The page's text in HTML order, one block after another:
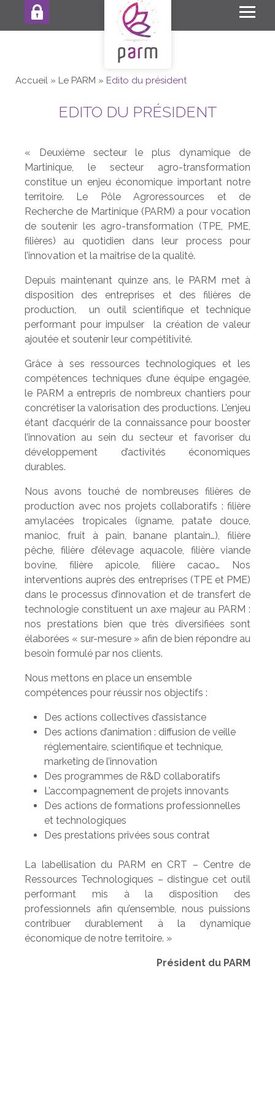
ESPACE
Accueil » Le PARM » Edito du président
EDITO DU PRÉSIDENT
« Deuxième secteur le plus dynamique de
Martinique, le secteur agro-transformation
constitue un enjeu économique important notre
territoire. Le Pôle Agroressources et de
Recherche de Martinique (PARM) a pour vocation
de soutenir les agro-transformation (TPE, PME,
filières) au quotidien dans leur process pour
l’innovation et la maîtrise de la qualité.
Depuis maintenant quinze ans, le PARM met à
disposition des entreprises et des filières de
production, un outil scientifique et technique
performant pour impulser la création de valeur
ajoutée et soutenir leur compétitivité.
Grâce à ses ressources technologiques et les
compétences techniques d’une équipe engagée,
le PARM a entrepris de nombreux chantiers pour
concrétiser la valorisation des productions. L’enjeu
étant d’acquérir de la connaissance pour booster
l’innovation au sein du secteur et favoriser du
développement d’activités économiques
durables.
Nous avons touché de nombreuses filières de
production avec nos projets collaboratifs : filière
amylacées tropicales (igname, patate douce,
manioc, fruit à pain, banane plantain…), filière
pêche, filière d’élevage aquacole, filière viande
bovine, filière apicole, filière cacao… Nos
interventions auprès des entreprises (TPE et PME)
dans le processus d’innovation et de transfert de
technologie constituent un axe majeur au PARM :
nos prestations bien que très diversifiées sont
élaborées « sur-mesure » afin de bien répondre au
besoin formulé par nos clients.
Nous mettons en place un ensemble
compétences pour réussir nos objectifs :
Des actions collectives d’assistance
Des actions d’animation : diffusion de veille
réglementaire, scientifique et technique,
marketing de l’innovation
Des programmes de R&D collaboratifs
L’accompagnement de projets innovants
Des actions de formations professionnelles
et technologiques
Des prestations privées sous contrat
La labellisation du PARM en CRT – Centre de
Ressources Technologiques – distingue cet outil
performant mis à la disposition des
professionnels afin qu’ensemble, nous puissions
contribuer durablement à la dynamique
économique de notre territoire. »
Président du PARM